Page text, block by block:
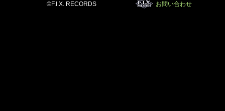
©F.I.X. RECORDS
お問い合わせ